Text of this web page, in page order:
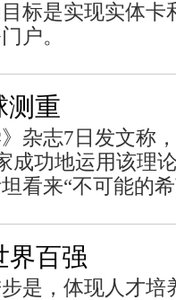
标是实现实体卡
户。
测重
杂志7日发文称
成功地运用该理
看来“不可能的
界百强
是，体现人才培